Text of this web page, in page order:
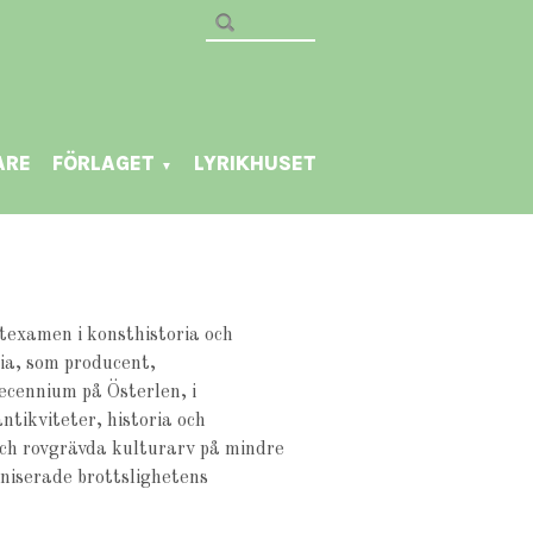
FÖRLAGET ▼ LYRIKHUSET
i konsthistoria och
som producent,
på Österlen, i
historia och
rovgrävda kulturarv på mindre
brottslighetens